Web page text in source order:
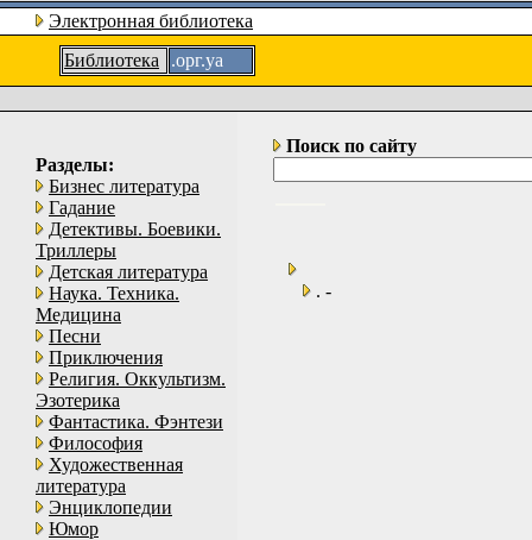
Электронная библиотека
Библиотека
.орг.уа
Разделы:
Бизнес литература
Гадание
Детективы. Боевики.
Триллеры
Детская литература
Наука. Техника.
Медицина
Песни
Приключения
Религия. Оккультизм.
Эзотерика
Фантастика. Фэнтези
Философия
Художественная
литература
Энциклопедии
Юмор
Поиск по сайту
. -